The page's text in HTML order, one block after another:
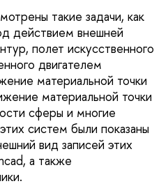
такие задачи, как
действием внешней
полет искусственного
двигателем
материальной точки
материальной точки
сферы и многие
систем были показаны
вид записей этих
а также